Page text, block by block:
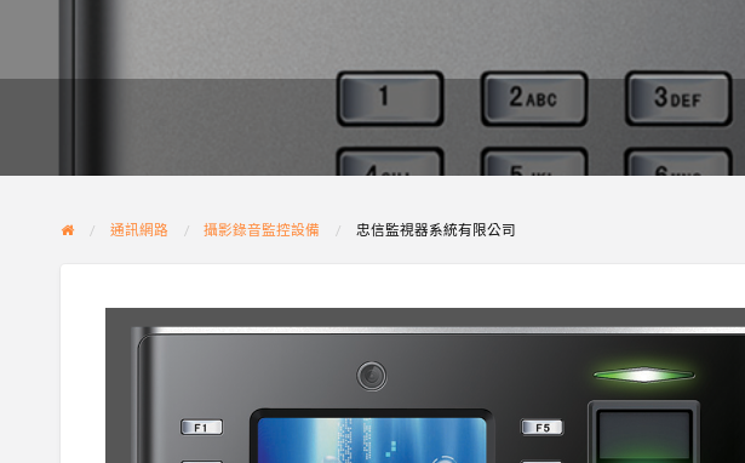
通訊網路 攝影錄音監控設備 忠信監視器系統有限公司